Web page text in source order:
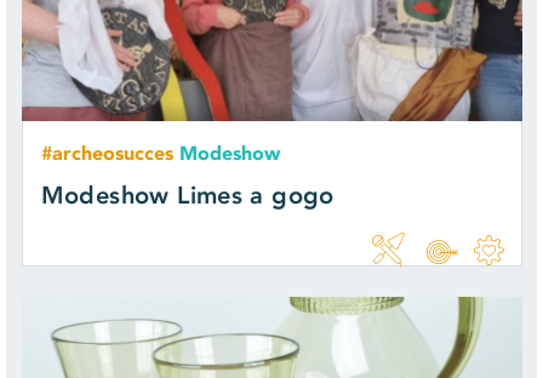
#archeosucces Modeshow
Modeshow Limes a gogo